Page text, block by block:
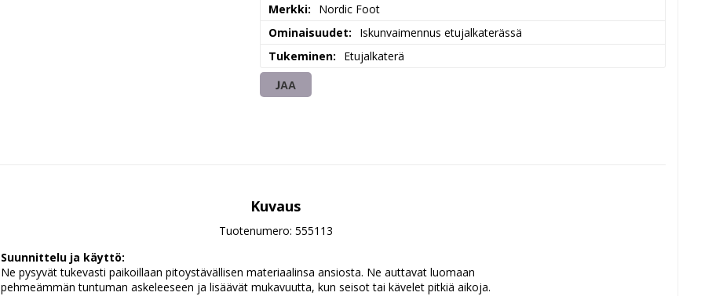
Merkki
Nordic Foot
Ominaisuudet
Iskunvaimennus etujalkaterässä
Tukeminen
Etujalkaterä
JAA
Kuvaus
Tuotenumero: 555113
Suunnittelu ja käyttö:
Ne pysyvät tukevasti paikoillaan pitoystävällisen materiaalinsa ansiosta. Ne auttavat luomaan
pehmeämmän tuntuman askeleeseen ja lisäävät mukavuutta, kun seisot tai kävelet pitkiä aikoja.